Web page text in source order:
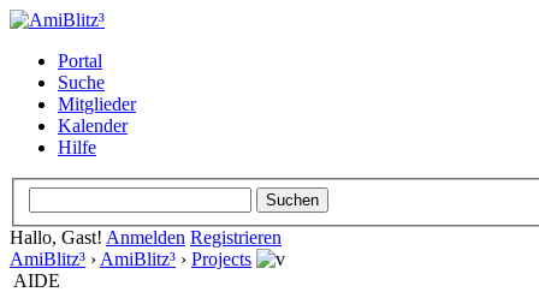
Portal
Suche
Mitglieder
Kalender
Hilfe
Hallo, Gast! Anmelden Registrieren
AmiBlitz³ › AmiBlitz³ › Projects
AIDE